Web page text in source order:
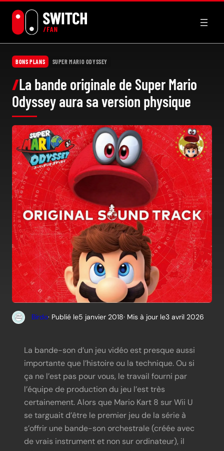
contenu
BONS PLANS SUPER MARIO ODYSSEY
La bande originale de Super Mario
Odyssey aura sa version physique
Birdo· Publié le5 janvier 2018· Mis à jour le3 avril 2026
La bande-son d’un jeu vidéo est presque aussi
importante que l’histoire ou la technique. Ou si
ça ne l’est pas pour vous, le travail fourni par
l’équipe de production du jeu l’est très
certainement. Alors que Mario Kart 8 sur Wii U
se targuait d’être le premier jeu de la série à
s’offrir une bande-son orchestrale (créée avec
de vrais instrument et non sur ordinateur), il